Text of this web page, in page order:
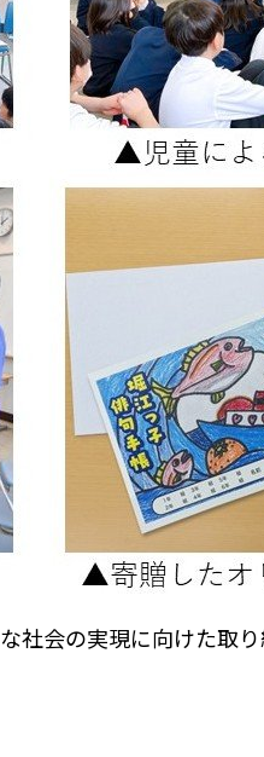
社会の実現に向けた取